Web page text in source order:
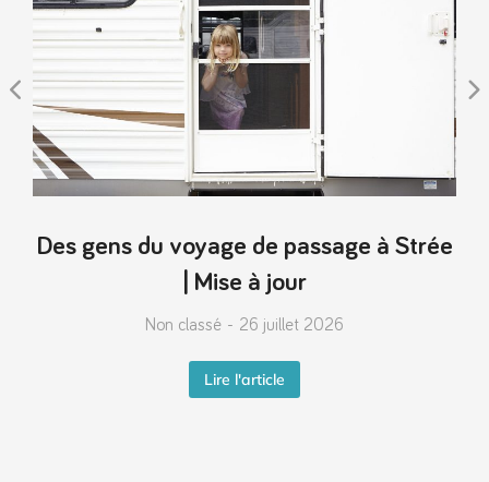
Des gens du voyage de passage à Strée
| Mise à jour
Non classé 26 juillet 2026
Lire l'article